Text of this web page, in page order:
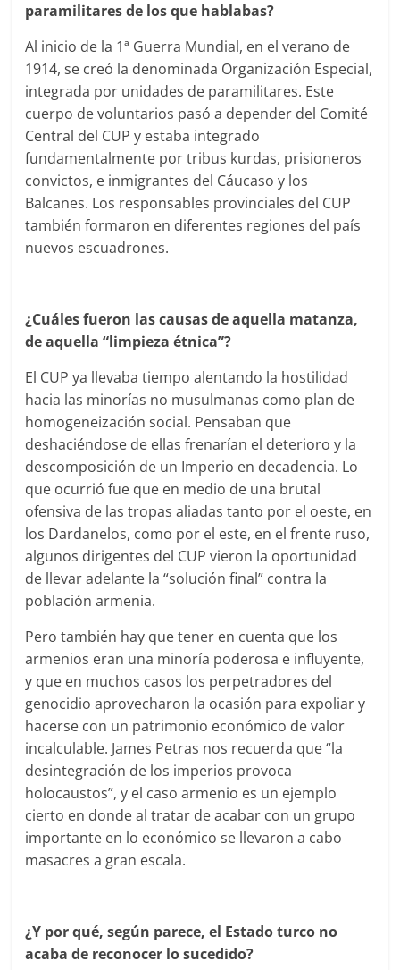
paramilitares de los que hablabas?
Al inicio de la 1ª Guerra Mundial, en el verano de
1914, se creó la denominada Organización Especial,
integrada por unidades de paramilitares. Este
cuerpo de voluntarios pasó a depender del Comité
Central del CUP y estaba integrado
fundamentalmente por tribus kurdas, prisioneros
convictos, e inmigrantes del Cáucaso y los
Balcanes. Los responsables provinciales del CUP
también formaron en diferentes regiones del país
nuevos escuadrones.
¿Cuáles fueron las causas de aquella matanza,
de aquella “limpieza étnica”?
El CUP ya llevaba tiempo alentando la hostilidad
hacia las minorías no musulmanas como plan de
homogeneización social. Pensaban que
deshaciéndose de ellas frenarían el deterioro y la
descomposición de un Imperio en decadencia. Lo
que ocurrió fue que en medio de una brutal
ofensiva de las tropas aliadas tanto por el oeste, en
los Dardanelos, como por el este, en el frente ruso,
algunos dirigentes del CUP vieron la oportunidad
de llevar adelante la “solución final” contra la
población armenia.
Pero también hay que tener en cuenta que los
armenios eran una minoría poderosa e influyente,
y que en muchos casos los perpetradores del
genocidio aprovecharon la ocasión para expoliar y
hacerse con un patrimonio económico de valor
incalculable. James Petras nos recuerda que “la
desintegración de los imperios provoca
holocaustos”, y el caso armenio es un ejemplo
cierto en donde al tratar de acabar con un grupo
importante en lo económico se llevaron a cabo
masacres a gran escala.
¿Y por qué, según parece, el Estado turco no
acaba de reconocer lo sucedido?